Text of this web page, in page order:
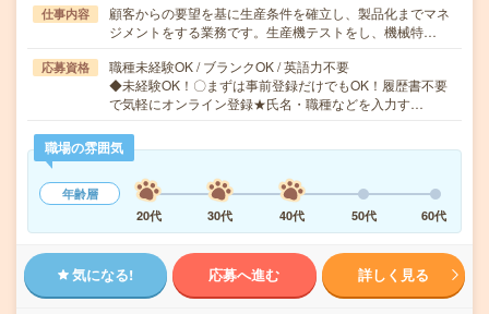
仕事内容
顧客からの要望を基に生産条件を確立し、製品化までマネ
ジメントをする業務です。生産機テストをし、機械特…
応募資格
職種未経験OK / ブランクOK / 英語力不要
◆未経験OK！〇まずは事前登録だけでもOK！履歴書不要
で気軽にオンライン登録★氏名・職種などを入力す…
職場の雰囲気
年齢層
20代
30代 40代 50代 60代
気になる! 応募へ進む 詳しく見る